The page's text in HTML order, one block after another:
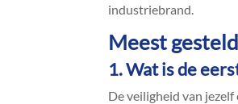
industriebrand.​
Meest
1.​ Wat is de
De veiligheid van